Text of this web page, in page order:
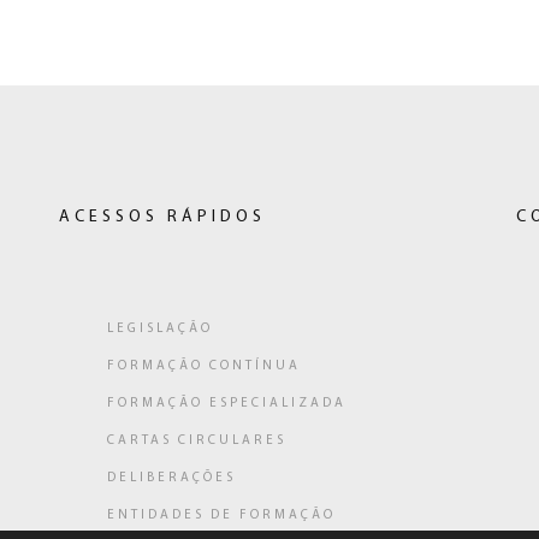
ACESSOS RÁPIDOS
LEGISLAÇÃO
FORMAÇÃO CONTÍNUA
FORMAÇÃO ESPECIALIZADA
CARTAS CIRCULARES
DELIBERAÇÕES
ENTIDADES DE FORMAÇÃO